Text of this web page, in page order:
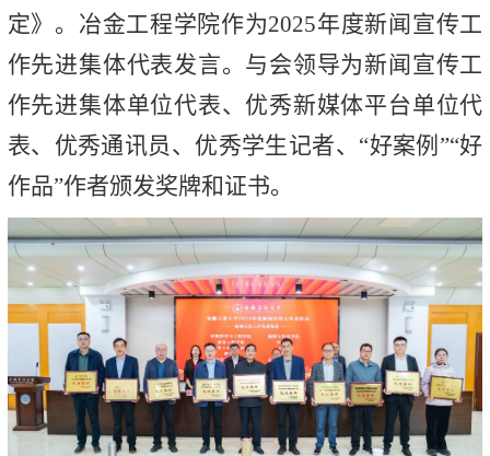
定》。冶金工程学院作为2025年度新闻宣传工
作先进集体代表发言。与会领导为新闻宣传工
作先进集体单位代表、优秀新媒体平台单位代
表、优秀通讯员、优秀学生记者、“好案例”“好
作品”作者颁发奖牌和证书。